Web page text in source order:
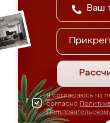
Я соглашаюсь на
согласно